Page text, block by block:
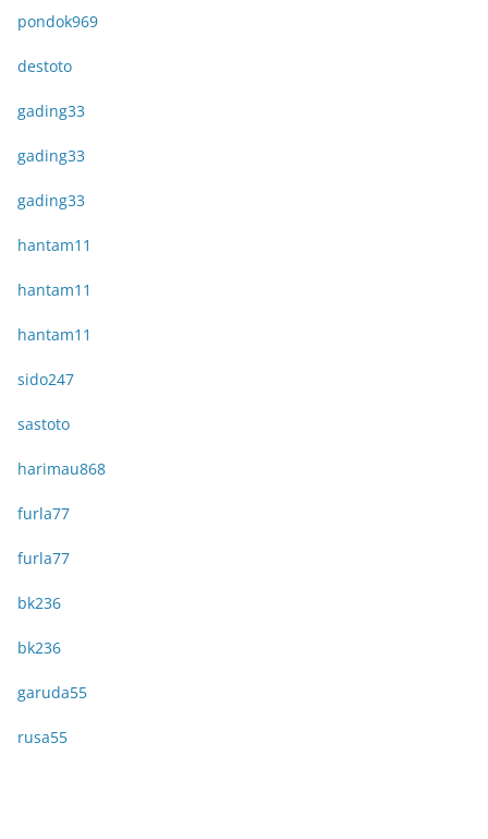
pondok969
destoto
gading33
gading33
gading33
hantam11
hantam11
hantam11
sido247
sastoto
harimau868
furla77
furla77
bk236
bk236
garuda55
rusa55